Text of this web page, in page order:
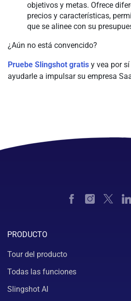
objetivos y metas. Ofrece
precios y características,
que se alinee con su
¿Aún no está convencido?
Pruebe Slingshot gratis y vea por
ayudarle a impulsar su empresa
PRODUCTO
Tour del producto
Todas las funciones
Slingshot AI